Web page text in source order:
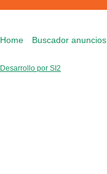
Home Buscador anuncios
Desarrollo por SI2